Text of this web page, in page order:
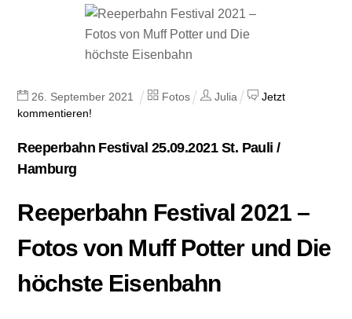
26 September 2021 Fotos Julia
Jetzt
kommentieren!
Reeperbahn Festival 25.09.2021 St. Pauli /
Hamburg
Reeperbahn Festival 2021 –
Fotos von Muff Potter und Die
höchste Eisenbahn